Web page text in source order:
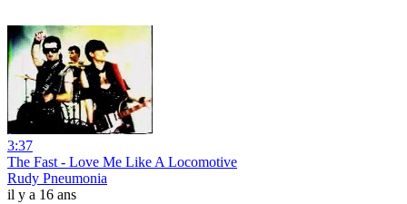
3:37
The Fast - Love Me Like A Locomotive
Rudy Pneumonia
il y a 16 ans